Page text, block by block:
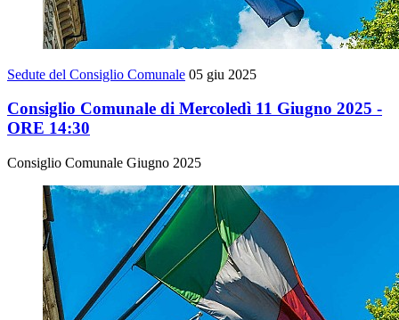
Sedute del Consiglio Comunale 05 giu 2025
Consiglio Comunale di Mercoledì 11 Giugno 2025 -
ORE 14:30
Consiglio Comunale Giugno 2025